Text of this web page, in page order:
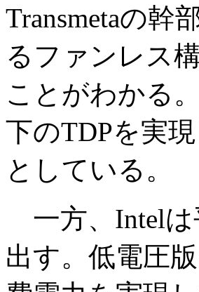
Transmetaの幹
るファンレス
ことがわかる
下のTDPを実
としている。
一方、Intelは
出す。低電圧